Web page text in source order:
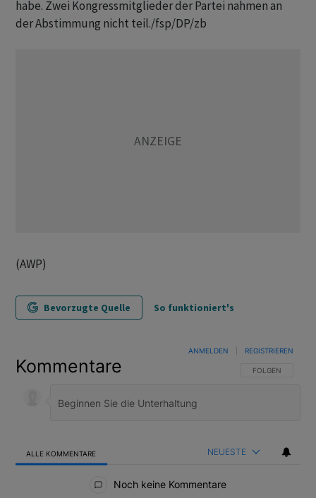
habe. Zwei Kongressmitglieder der Partei nahmen an
der Abstimmung nicht teil./fsp/DP/zb
(AWP)
Bevorzugte Quelle So funktioniert's
Kommentare FOLGE DIESER
FOLGEN
ANMELDEN REGISTRIEREN
ALLE KOMMENTARE NEUESTE
Noch keine Kommentare